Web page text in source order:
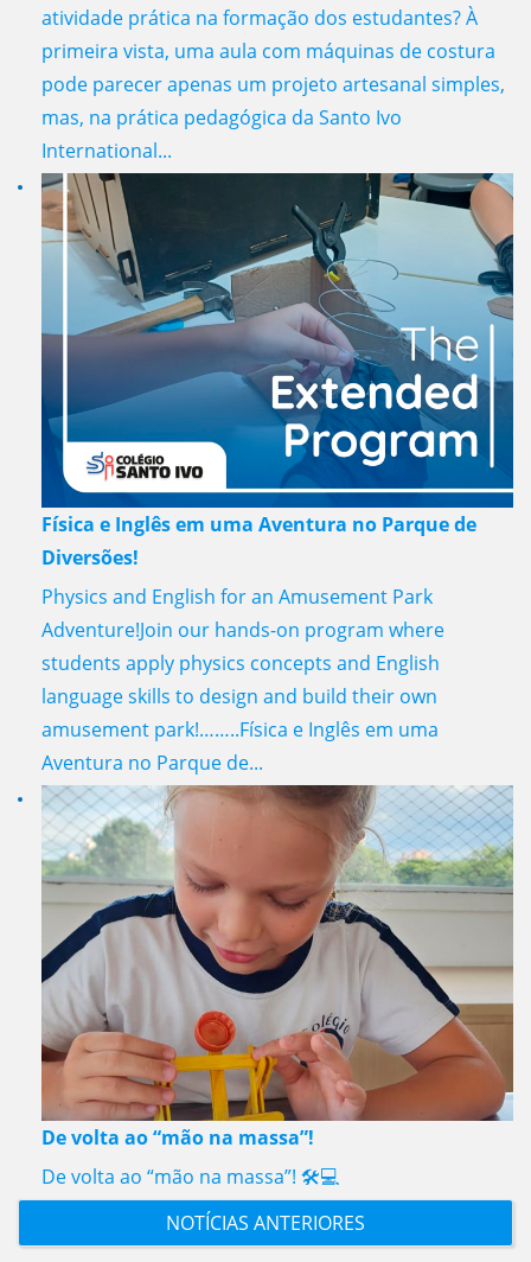
atividade prática na formação dos estudantes? À
primeira vista, uma aula com máquinas de costura
pode parecer apenas um projeto artesanal simples,
mas, na prática pedagógica da Santo Ivo
International...
Física e Inglês em uma Aventura no Parque de
Diversões!
Physics and English for an Amusement Park
Adventure!Join our hands-on program where
students apply physics concepts and English
language skills to design and build their own
amusement park!……..Física e Inglês em uma
Aventura no Parque de...
De volta ao “mão na massa”!
De volta ao “mão na massa”! 🛠️💻
NOTÍCIAS ANTERIORES